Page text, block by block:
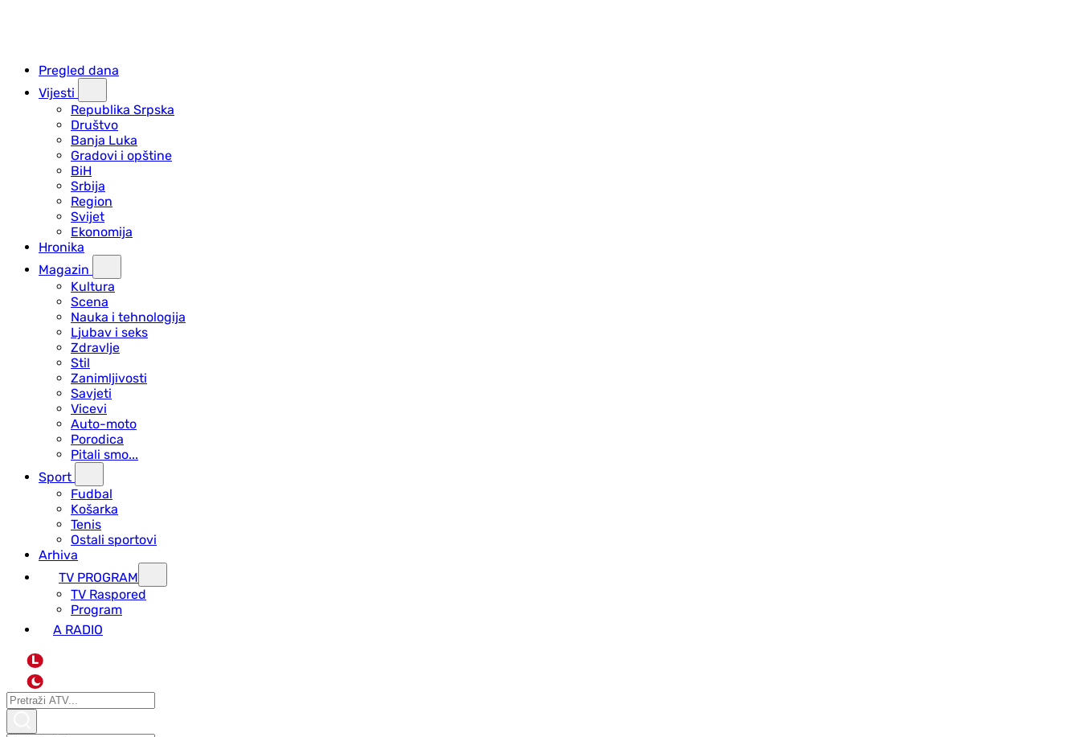
Pregled dana
Vijesti
Republika Srpska
Društvo
Banja Luka
Gradovi i opštine
BiH
Srbija
Region
Svijet
Ekonomija
Hronika
Magazin
Kultura
Scena
Nauka i tehnologija
Ljubav i seks
Zdravlje
Stil
Zanimljivosti
Savjeti
Vicevi
Auto-moto
Porodica
Pitali smo...
Sport
Fudbal
Košarka
Tenis
Ostali sportovi
Arhiva
TV PROGRAM
ТV Raspored
Program
A RADIO
L